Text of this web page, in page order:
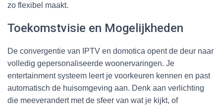
zo flexibel maakt.
Toekomstvisie en Mogelijkheden
De convergentie van IPTV en domotica opent de deur naar
volledig gepersonaliseerde woonervaringen. Je
entertainment systeem leert je voorkeuren kennen en past
automatisch de huisomgeving aan. Denk aan verlichting
die meeverandert met de sfeer van wat je kijkt, of